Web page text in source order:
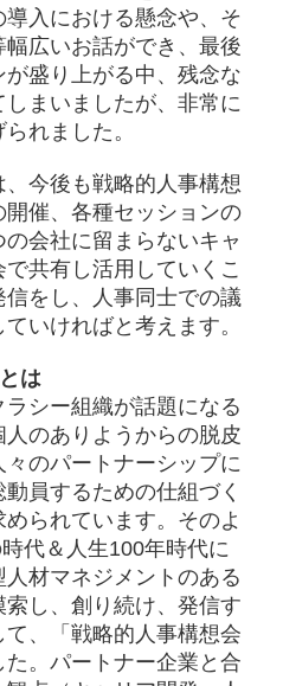
入における懸念や、そ
広いお話ができ、最後
が盛り上がる中、残念な
まいましたが、非常に
れました。
今後も戦略的人事構想
催、各種セッションの
会社に留まらないキャ
共有し活用していくこ
をし、人事同士での議
いければと考えます。
は
シー組織が話題になる
のありようからの脱皮
のパートナーシップに
員するための仕組づく
られています。そのよ
代＆人生100年時代に
材マネジメントのある
し、創り続け、発信す
、「戦略的人事構想会
。パートナー企業と合